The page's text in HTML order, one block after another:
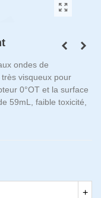
ondes de
visqueux pour
0°OT et la surface
59mL, faible toxicité,
+